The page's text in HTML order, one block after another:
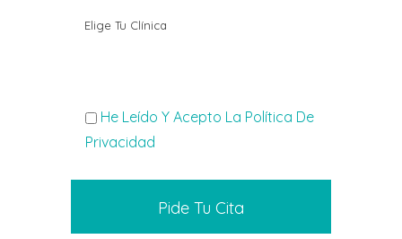
He Leído Y Acepto La Política De
Privacidad